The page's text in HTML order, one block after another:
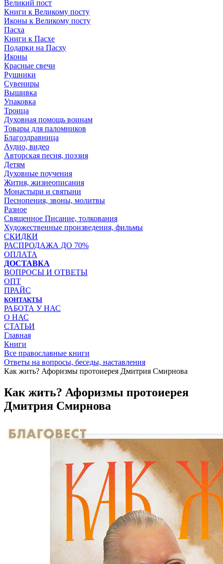
Великий пост
Книги к Великому посту
Иконы к Великому посту
Пасха
Книги к Пасхе
Подарки на Пасху
Иконы
Красные свечи
Рушники
Сувениры
Вышивка
Упаковка
Троица
Духовная помощь воинам
Товары для паломников
Благоздравница
Аудио, видео
Авторская песня, поэзия
Детям
Духовные поучения
Жития, жизнеописания
Монастыри и святыни
Песнопения, звоны, молитвы
Разное
Священное Писание, толкования
Художественные произведения, фильмы
СКИДКИ
РАСПРОДАЖА ДО 70%
ОПЛАТА
ДОСТАВКА
ВОПРОСЫ И ОТВЕТЫ
ОПТ
ПРАЙС
КОНТАКТЫ
РАБОТА У НАС
О НАС
СТАТЬИ
Главная
Книги
Все православные книги
Ответы на вопросы, беседы, наставления
Как жить? Афоризмы протоиерея Дмитрия Смирнова
Как жить? Афоризмы протоиерея
Дмитрия Смирнова